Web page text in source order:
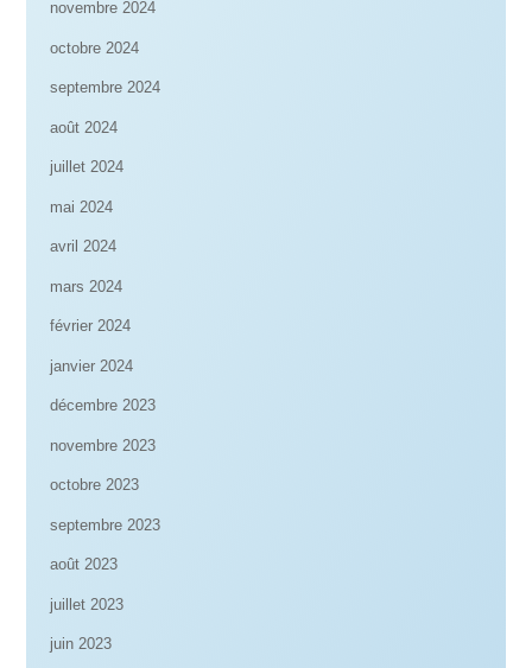
novembre 2024
octobre 2024
septembre 2024
août 2024
juillet 2024
mai 2024
avril 2024
mars 2024
février 2024
janvier 2024
décembre 2023
novembre 2023
octobre 2023
septembre 2023
août 2023
juillet 2023
juin 2023